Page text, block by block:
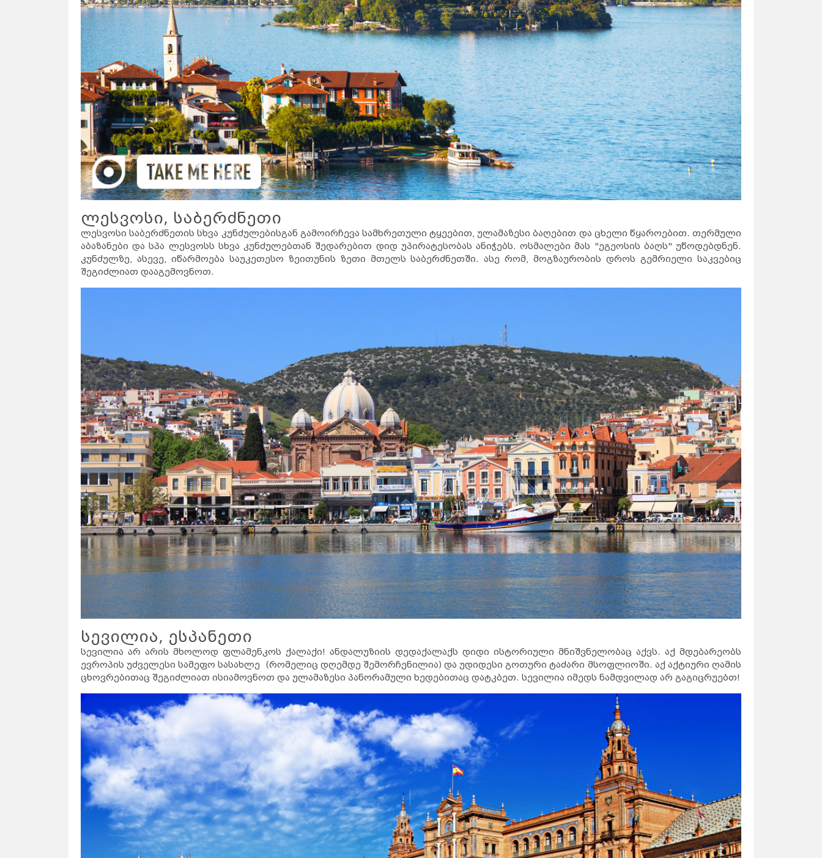
ლესვოსი, საბერძნეთი
ლესვოსი საბერძნეთის სხვა კუნძულებისგან გამოირჩევა სამხრეთული ტყეებით, ულამაზესი ბაღებით და ცხელი წყაროებით. თერმული
აბაზანები და სპა ლესვოსს სხვა კუნძულებთან შედარებით დიდ უპირატესობას ანიჭებს. ოსმალები მას "ეგეოსის ბაღს" უწოდებდნენ.
კუნძულზე, ასევე, იწარმოება საუკეთესო ზეითუნის ზეთი მთელს საბერძნეთში. ასე რომ, მოგზაურობის დროს გემრიელი საკვებიც
შეგიძლიათ დააგემოვნოთ.
სევილია, ესპანეთი
სევილია არ არის მხოლოდ ფლამენკოს ქალაქი! ანდალუზიის დედაქალაქს დიდი ისტორიული მნიშვნელობაც აქვს. აქ მდებარეობს
ევროპის უძველესი სამეფო სასახლე (რომელიც დღემდე შემორჩენილია) და უდიდესი გოთური ტაძარი მსოფლიოში. აქ აქტიური ღამის
ცხოვრებითაც შეგიძლიათ ისიამოვნოთ და ულამაზესი პანორამული ხედებითაც დატკბეთ. სევილია იმედს ნამდვილად არ გაგიცრუებთ!